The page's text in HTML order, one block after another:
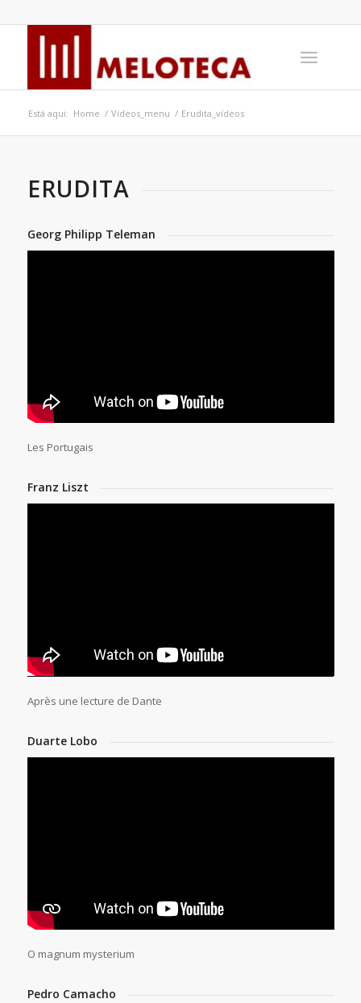
Está aqui: Home / Vídeos_menu / Erudita_vídeos
ERUDITA
Georg Philipp Teleman
Les Portugais
Franz Liszt
Après une lecture de Dante
Duarte Lobo
O magnum mysterium
Pedro Camacho